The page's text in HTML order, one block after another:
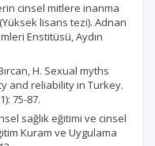
cinsel mitlere inanma
lisans tezi). Adnan
Enstitüsü, Aydın
H. Sexual myths
and reliability in Turkey.
75-87.
sağlık eğitimi ve cinsel
Kuram ve Uygulama